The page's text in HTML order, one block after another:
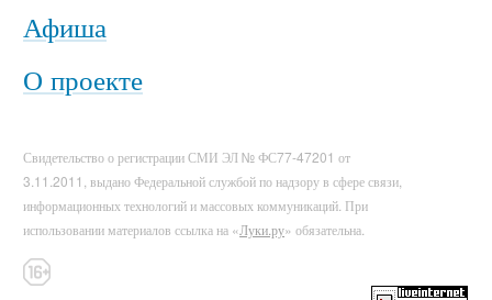
Афиша
О проекте
Свидетельство о регистрации СМИ ЭЛ № ФС77-47201 от
3.11.2011, выдано Федеральной службой по надзору в сфере связи,
информационных технологий и массовых коммуникаций. При
использовании материалов ссылка на «Луки.ру» обязательна.